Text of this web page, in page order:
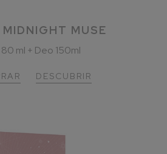
MIDNIGHT MUSE
80 ml + Deo 150ml
DESCUBRIR